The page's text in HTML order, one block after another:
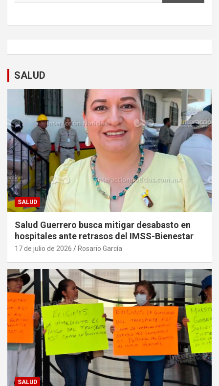
SALUD
SALUD
Salud Guerrero busca mitigar desabasto en
hospitales ante retrasos del IMSS-Bienestar
17 de julio de 2026 Rosario García
SALUD